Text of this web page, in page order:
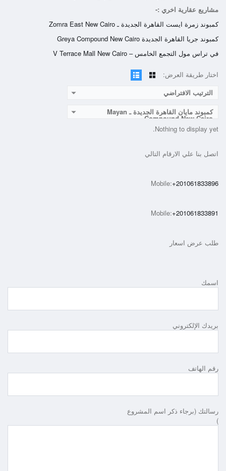
مشاريع عقارية اخري :-
كمبوند زمرة ايست القاهرة الجديدة ـ Zomra East New Cairo
كمبوند جريا القاهرة الجديدة Greya Compound New Cairo
في تراس مول التجمع الخامس – V Terrace Mall New Cairo
اختار طريقة العرض:
الترتيب الافتراضي
كمبوند مايان القاهرة الجديدة ـ Mayan
Compound New Cairo
Nothing to display yet.
اتصل بنا علي الارقام التالي
Mobile:+201061833896
Mobile:+201061833891
طلب عرض اسعار
اسمك
بريدك الإلكتروني
رقم الهاتف
رسالتك (برجاء ذكر اسم المشروع
)